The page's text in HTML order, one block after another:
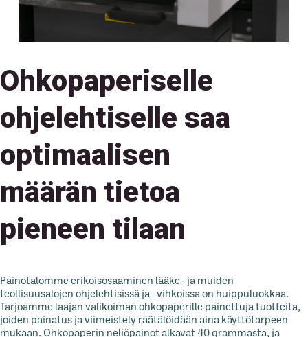
Ohkopaperiselle
ohjelehtiselle saa
optimaalisen
määrän tietoa
pieneen tilaan
Painotalomme erikoisosaaminen lääke- ja muiden
teollisuusalojen ohjelehtisissä ja -vihkoissa on huippuluokkaa.
Tarjoamme laajan valikoiman ohkopaperille painettuja tuotteita,
joiden painatus ja viimeistely räätälöidään aina käyttötarpeen
mukaan. Ohkopaperin neliöpainot alkavat 40 grammasta, ja